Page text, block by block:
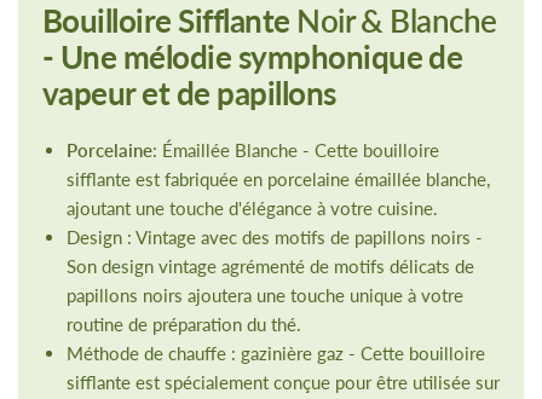
Bouilloire Sifflante Noir & Blanche
- Une mélodie symphonique de
vapeur et de papillons
Porcelaine: Émaillée Blanche - Cette bouilloire
sifflante est fabriquée en porcelaine émaillée blanche,
ajoutant une touche d'élégance à votre cuisine.
Design : Vintage avec des motifs de papillons noirs -
Son design vintage agrémenté de motifs délicats de
papillons noirs ajoutera une touche unique à votre
routine de préparation du thé.
Méthode de chauffe : gazinière gaz - Cette bouilloire
sifflante est spécialement conçue pour être utilisée sur